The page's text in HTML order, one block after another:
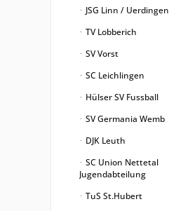
JSG Linn / Uerdingen
TV Lobberich
SV Vorst
SC Leichlingen
Hülser SV Fussball
SV Germania Wemb
DJK Leuth
SC Union Nettetal
Jugendabteilung
TuS St.Hubert